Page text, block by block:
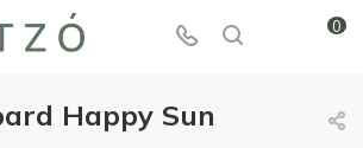
0
Happy Sun